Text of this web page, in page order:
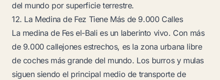
del mundo por superficie terrestre.
12. La Medina de Fez Tiene Más de 9.000 Calles
La medina de Fes el-Bali es un laberinto vivo. Con más
de 9.000 callejones estrechos, es la zona urbana libre
de coches más grande del mundo. Los burros y mulas
siguen siendo el principal medio de transporte de